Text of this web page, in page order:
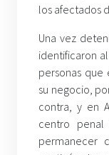
los afectados
Una vez
identificaron
personas que
su negocio,
contra, y en
centro
permanecer